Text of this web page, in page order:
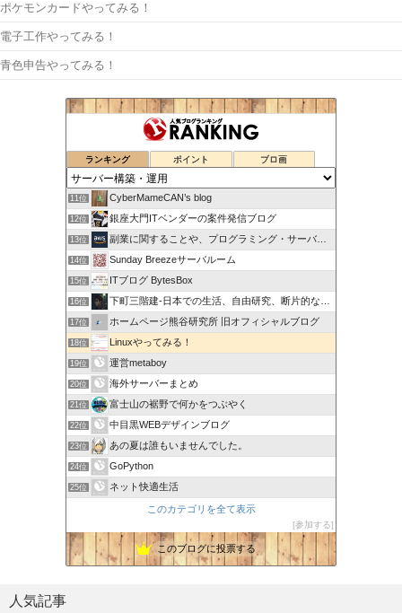
ポケモンカードやってみる！
電子工作やってみる！
青色申告やってみる！
ランキング ポイント ブロ画
11位 CyberMameCAN’s blog
12位 銀座大門ITベンダーの案件発信ブログ
13位 副業に関することや、プログラミング・サーバー関係
14位 Sunday Breezeサーバルーム
15位 ITブログ BytesBox
16位 下町三階建-日本での生活、自由研究、断片的な思考の記録
17位 ホームページ熊谷研究所 旧オフィシャルブログ
18位 Linuxやってみる！
19位 運営metaboy
20位 海外サーバーまとめ
21位 富士山の裾野で何かをつぶやく
22位 中目黒WEBデザインブログ
23位 あの夏は誰もいませんでした。
24位 GoPython
25位 ネット快適生活
このカテゴリを全て表示
参加する
このブログに投票する
人気記事